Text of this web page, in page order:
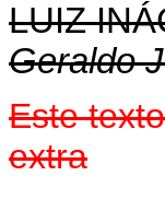
LUIZ
Geraldo
Este
extra